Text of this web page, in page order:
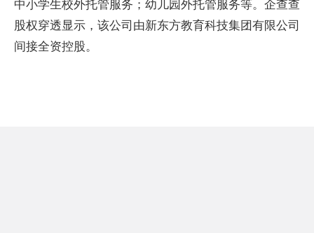
中小学生校外托管服务；幼儿园外托管服务等。企查查
股权穿透显示，该公司由新东方教育科技集团有限公司
间接全资控股。